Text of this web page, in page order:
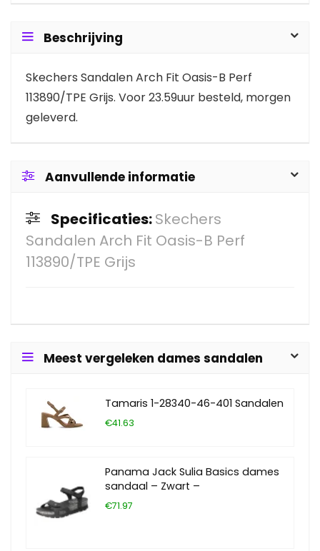
Beschrijving
Skechers Sandalen Arch Fit Oasis-B Perf
113890/TPE Grijs. Voor 23.59uur besteld, morgen
geleverd.
Aanvullende informatie
Specificaties:Skechers
Sandalen Arch Fit Oasis-B Perf
113890/TPE Grijs
Meest vergeleken dames sandalen
Tamaris 1-28340-46-401 Sandalen
€41.63
Panama Jack Sulia Basics dames
sandaal – Zwart –
€71.97